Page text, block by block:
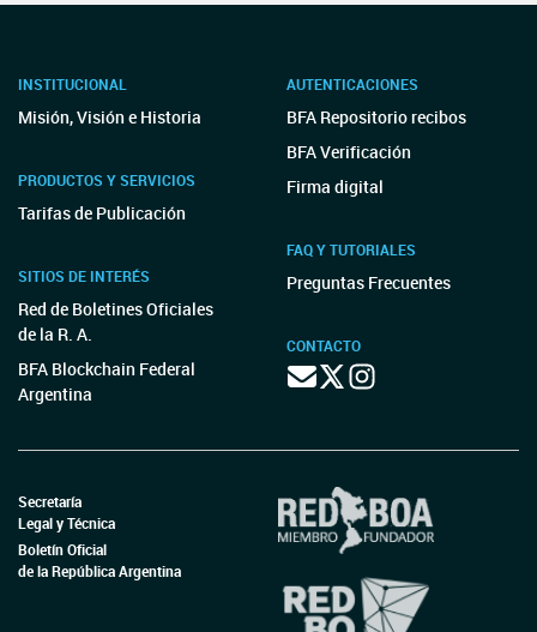
INSTITUCIONAL
Misión, Visión e Historia
PRODUCTOS Y SERVICIOS
Tarifas de Publicación
SITIOS DE INTERÉS
Red de Boletines Oficiales
de la R. A.
BFA Blockchain Federal
Argentina
AUTENTICACIONES
BFA Repositorio recibos
BFA Verificación
Firma digital
FAQ Y TUTORIALES
Preguntas Frecuentes
CONTACTO
Secretaría
Legal y Técnica
Boletín Oficial
de la República Argentina